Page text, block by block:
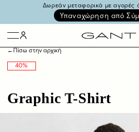
Δωρεάν μεταφορικά με αγορές
Υπαναχώρηση από
← Πίσω στην αρχική
40%
Graphic T-Shirt